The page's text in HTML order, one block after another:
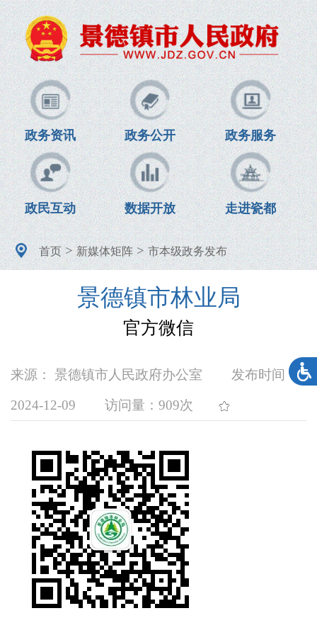
政务资讯 政务公开 政务服务
政民互动 数据开放 走进瓷都
首页>新媒体矩阵>市本级政务发布
景德镇市林业局
官方微信
来源： 景德镇市人民政府办公室 发布时间：
2024-12-09 访问量： 909次